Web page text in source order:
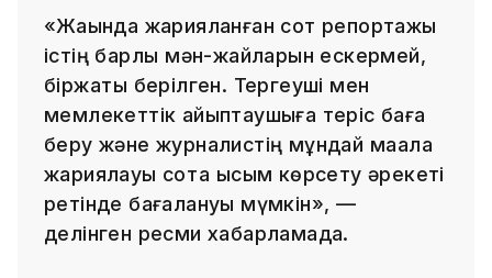
«Жақында жарияланған сот репортажы
істің барлық мән-жайларын ескермей,
біржақты берілген. Тергеуші мен
мемлекеттік айыптаушыға теріс баға
беру және журналистің мұндай мақала
жариялауы сотқа қысым көрсету әрекеті
ретінде бағалануы мүмкін», —
делінген ресми хабарламада.